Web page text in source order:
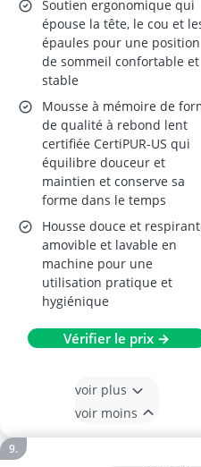
Blanc
Soutien ergonomique qui
épouse la tête, le cou et
épaules pour une position
de sommeil confortable et
stable
Mousse à mémoire de
de qualité à rebond lent
certifiée CertiPUR-US qui
équilibre douceur et
maintien et conserve sa
forme dans le temps
Housse douce et
amovible et lavable en
machine pour une
utilisation pratique et
hygiénique
Vérifier le prix →
voir plus
voir moins